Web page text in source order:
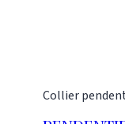
Collier